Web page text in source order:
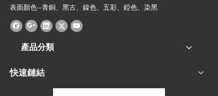
表面顏色--青銅、黑古、鎳色、五彩、錏色、染黑
產品分類
快速鏈結